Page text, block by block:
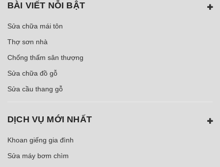
BÀI VIẾT NỖI BẬT
Sửa chữa mái tôn
Thợ sơn nhà
Chống thấm sân thượng
Sửa chữa đồ gỗ
Sửa cầu thang gỗ
DỊCH VỤ MỚI NHẤT
Khoan giếng gia đình
Sửa máy bơm chìm